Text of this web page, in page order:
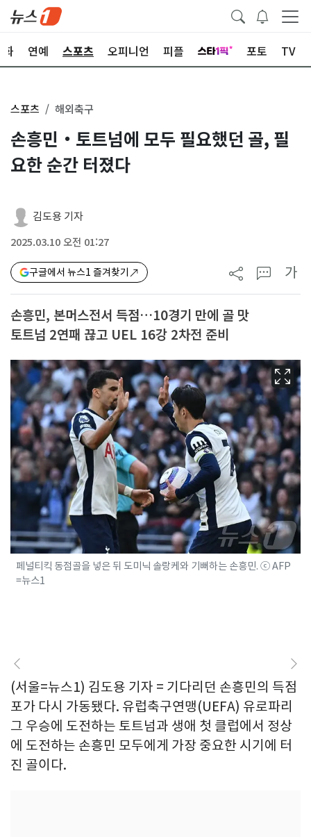
화 연예 스포츠 오피니언 피플 포토 TV
스포츠 해외축구
손흥민‧토트넘에 모두 필요했던 골, 필
요한 순간 터졌다
김도용 기자
2025.03.10 오전 01:27
구글에서 뉴스1 즐겨찾기 가
손흥민, 본머스전서 득점…10경기 만에 골 맛
토트넘 2연패 끊고 UEL 16강 2차전 준비
페널티킥 동점골을 넣은 뒤 도미닉 솔랑케와 기뻐하는 손흥민. ⓒ AFP
=뉴스1
(서울=뉴스1) 김도용 기자 = 기다리던 손흥민의 득점
포가 다시 가동됐다. 유럽축구연맹(UEFA) 유로파리
그 우승에 도전하는 토트넘과 생애 첫 클럽에서 정상
에 도전하는 손흥민 모두에게 가장 중요한 시기에 터
진 골이다.